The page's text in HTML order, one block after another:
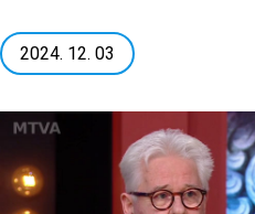
2024. 12. 03